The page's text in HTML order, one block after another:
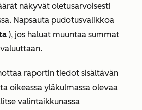
näkyvät oletusarvoisesti
Napsauta pudotusvalikkoa
), jos haluat muuntaa summat
raportin tiedot sisältävän
oikeassa yläkulmassa olevaa
valintaikkunassa